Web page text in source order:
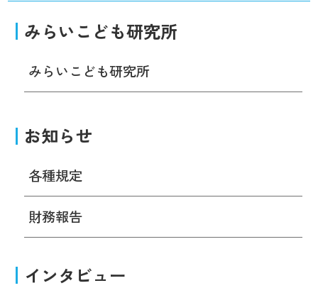
みらいこども研究所
みらいこども研究所
お知らせ
各種規定
財務報告
インタビュー